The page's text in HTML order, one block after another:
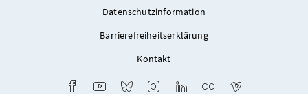
Datenschutzinformation
Barrierefreiheitserklärung
Kontakt
FacebookYoutube Bluesky InstagramLinkedIn Flickr